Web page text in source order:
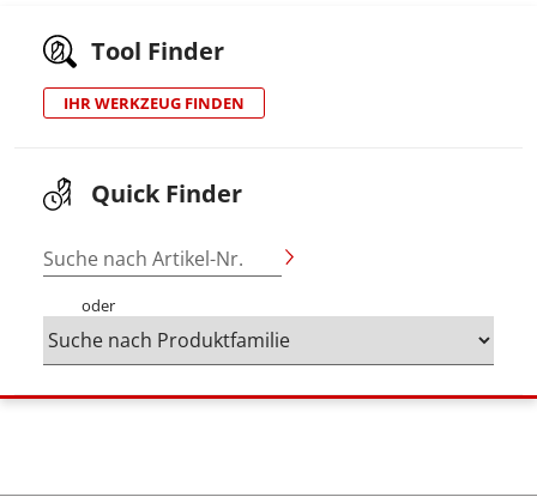
Tool Finder
IHR WERKZEUG FINDEN
Quick Finder
Suche nach Artikel-Nr.
oder